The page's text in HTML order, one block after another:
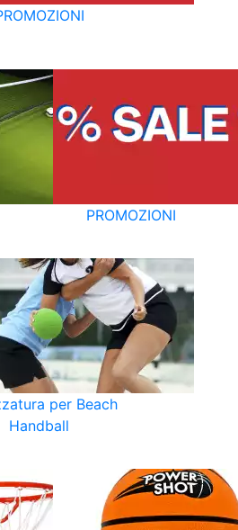
PROMOZIONI
per Beach
Handball